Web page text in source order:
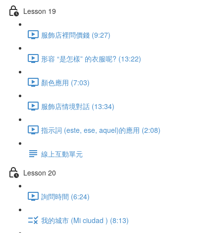
Lesson 19
服飾店裡問價錢 (9:27)
形容 “是怎樣” 的衣服呢? (13:22)
顏色應用 (7:03)
服飾店情境對話 (13:34)
指示詞 (este, ese, aquel)的應用 (2:08)
線上互動單元
Lesson 20
詢問時間 (6:24)
我的城市 (Mi ciudad ) (8:13)